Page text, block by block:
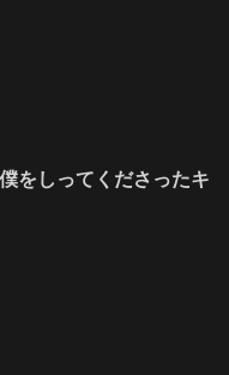
をしってくださったキ